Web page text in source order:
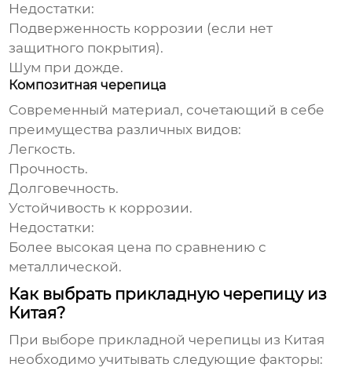
Недостатки:
Подверженность коррозии (если нет
защитного покрытия).
Шум при дожде.
Композитная черепица
Современный материал, сочетающий в себе
преимущества различных видов:
Легкость.
Прочность.
Долговечность.
Устойчивость к коррозии.
Недостатки:
Более высокая цена по сравнению с
металлической.
Как выбрать прикладную черепицу из
Китая?
При выборе прикладной черепицы из Китая
необходимо учитывать следующие факторы: